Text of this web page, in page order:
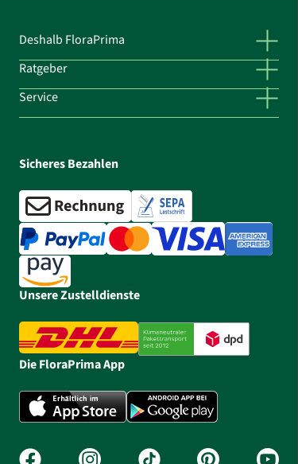
Deshalb FloraPrima
Ratgeber
Service
Sicheres Bezahlen
Unsere Zustelldienste
Die FloraPrima App